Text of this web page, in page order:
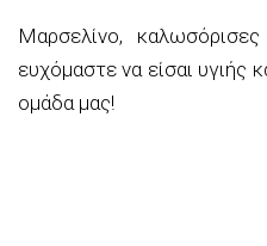
Μαρσελίνο,
ευχόμαστε να είσαι υγιής
ομάδα μας!